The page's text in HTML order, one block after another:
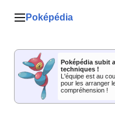
Menu principal
Poképédia
Poképédia subit
techniques !
L'équipe est au
pour les arranger
compréhension !